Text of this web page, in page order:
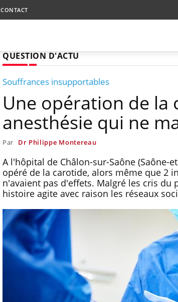
CONTACT
QUESTION D'ACTU
Souffrances insupportables
Une opération de la
anesthésie qui ne
Par Dr Philippe Montereau
A l'hôpital de Châlon-sur-Saône (Saône-
opéré de la carotide, alors même que 2
n'avaient pas d'effets. Malgré les cris du
histoire agite avec raison les réseaux